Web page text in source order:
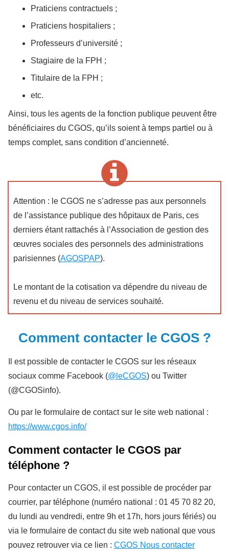
Praticiens contractuels ;
Praticiens hospitaliers ;
Professeurs d’université ;
Stagiaire de la FPH ;
Titulaire de la FPH ;
etc.
Ainsi, tous les agents de la fonction publique peuvent être
bénéficiaires du CGOS, qu’ils soient à temps partiel ou à
temps complet, sans condition d’ancienneté.
Attention : le CGOS ne s’adresse pas aux personnels
de l’assistance publique des hôpitaux de Paris, ces
derniers étant rattachés à l’Association de gestion des
œuvres sociales des personnels des administrations
parisiennes (AGOSPAP).
Le montant de la cotisation va dépendre du niveau de
revenu et du niveau de services souhaité.
Comment contacter le CGOS ?
Il est possible de contacter le CGOS sur les réseaux
sociaux comme Facebook (@leCGOS) ou Twitter
(@CGOSinfo).
Ou par le formulaire de contact sur le site web national :
https://www.cgos.info/
Comment contacter le CGOS par
téléphone ?
Pour contacter un CGOS, il est possible de procéder par
courrier, par téléphone (numéro national : 01 45 70 82 20,
du lundi au vendredi, entre 9h et 17h, hors jours fériés) ou
via le formulaire de contact du site web national que vous
pouvez retrouver via ce lien : CGOS Nous contacter